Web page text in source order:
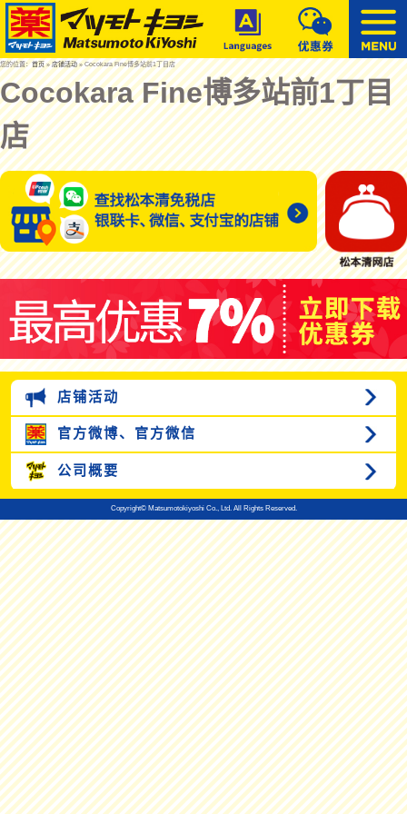
您的位置：首页»店铺活动» Cocokara Fine博多站前1丁目店
Cocokara Fine博多站前1丁目
店
店铺活动
官方微博、 官方微信
公司概要
Copyright© Matsumotokiyoshi Co., Ltd. All Rights Reserved.